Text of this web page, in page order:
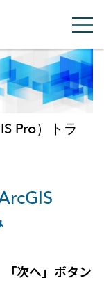
Pro）トラ
次へ」ボタン